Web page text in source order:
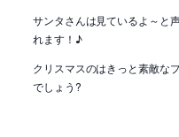
サンタさんは見ているよ～と
れます！♪
クリスマスのはきっと素敵な
でしょう?